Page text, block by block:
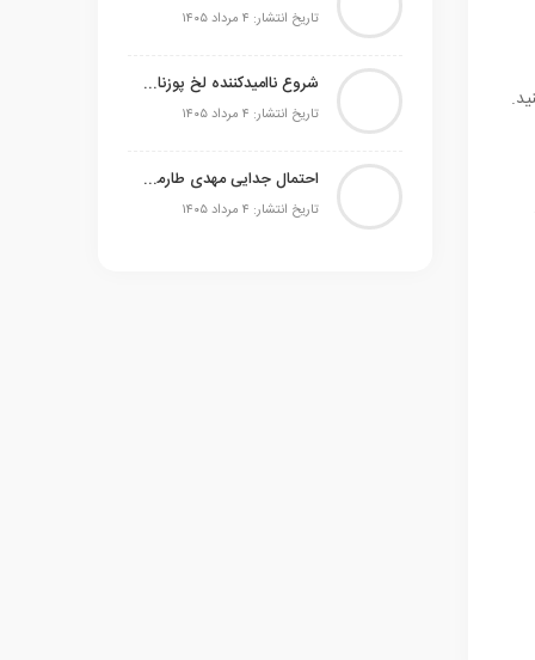
تاریخ انتشار: ۴ مرداد ۱۴۰۵
شروع ناامیدکننده لخ پوزنان و صیادمنشو در اکستراکلاسا
تاریخ انتشار: ۴ مرداد ۱۴۰۵
احتمال جدایی مهدی طارمی از المپیاکوس مطرح است
تاریخ انتشار: ۴ مرداد ۱۴۰۵